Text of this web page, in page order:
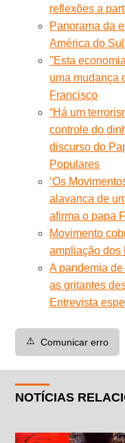
reflexões a
Panorama da
América do Sul
"Esta
uma mudança
Francisco
“Há um
controle do
discurso do
Populares
‘Os
alavanca de
afirma o papa
Movimento
ampliação dos
A pandemia
as gritantes
Entrevista
⚠️ Comunicar erro
NOTÍCIAS